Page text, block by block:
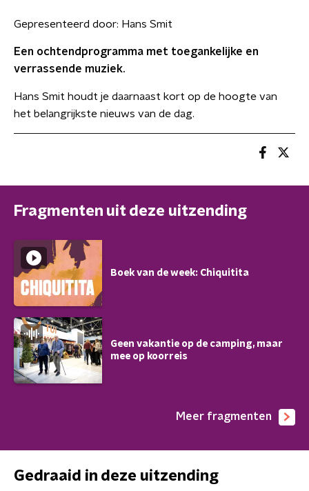
Gepresenteerd door: Hans Smit
Een ochtendprogramma met toegankelijke en
verrassende muziek.
Hans Smit houdt je daarnaast kort op de hoogte van
het belangrijkste nieuws van de dag.
Fragmenten uit deze uitzending
Boek van de week: Chiquitita
Geen vakantie op de camping, maar
mee op koorreis
Meer fragmenten
Gedraaid in deze uitzending